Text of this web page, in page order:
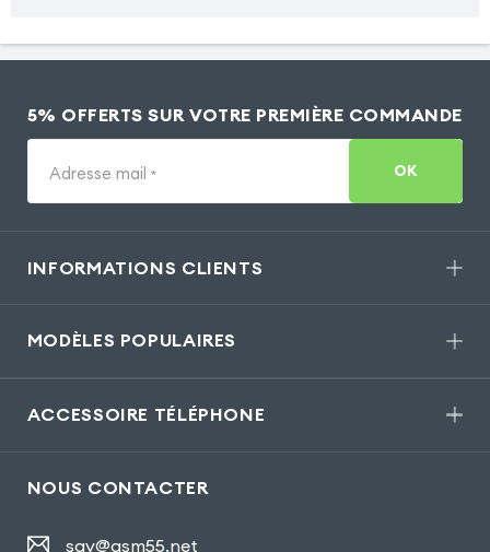
5% OFFERTS SUR VOTRE PREMIÈRE COMMANDE
Adresse mail * OK
INFORMATIONS CLIENTS
MODÈLES POPULAIRES
ACCESSOIRE TÉLÉPHONE
NOUS CONTACTER
sav@gsm55.net